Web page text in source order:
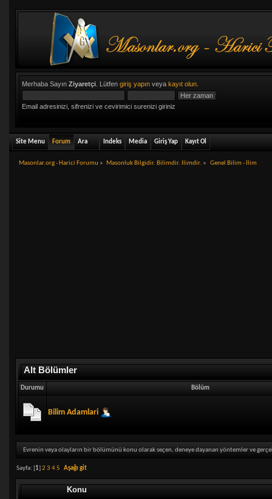
Merhaba Sayın Ziyaretçi. Lütfen giriş yapınveya kayıt olun.
Email adresinizi, sifrenizi ve cevirimici surenizi giriniz
Site Menu Forum Ara Indeks Media Giriş Yap Kayıt Ol
Masonlar.org - Harici Forumu » Masonluk Bilgidir. Bilimdir. Ilimdir. » Genel Bilim - İlim
Alt Bölümler
Durumu Bölüm
Bilim Adamlari
Evrenin veya olayların bir bölümünü konu olarak seçen, deneye dayanan yöntemler ve
Sayfa: [1] 2 3 45 Aşağı git
Konu